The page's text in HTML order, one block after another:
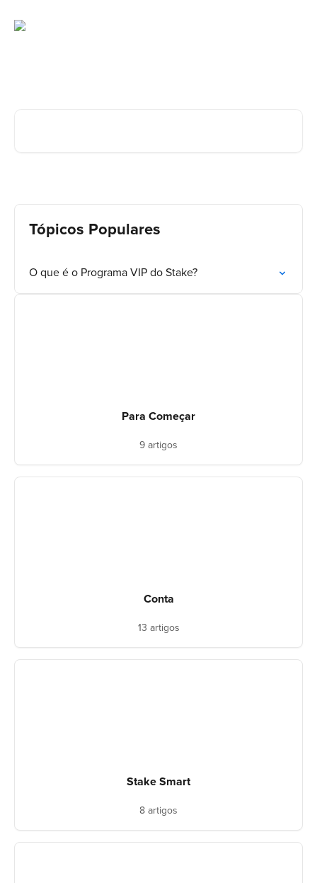
Tópicos Populares
O que é o Programa VIP do Stake?
Para Começar
9 artigos
Conta
13 artigos
Stake Smart
8 artigos